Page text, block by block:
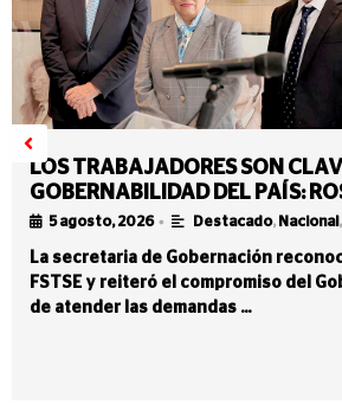
LOS TRABAJADORES SON
GOBERNABILIDAD DEL PAÍS:
5 agosto, 2026 • Destacado, Nacional ,
La secretaria de Gobernación
FSTSE y reiteró el compromiso del
de atender las demandas …